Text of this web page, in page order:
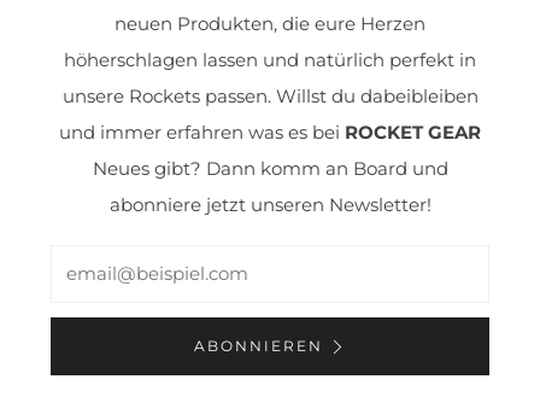
neuen Produkten, die eure Herzen
höherschlagen lassen und natürlich perfekt in
unsere Rockets passen. Willst du dabeibleiben
und immer erfahren was es bei ROCKET GEAR
Neues gibt? Dann komm an Board und
abonniere jetzt unseren Newsletter!
ABONNIEREN